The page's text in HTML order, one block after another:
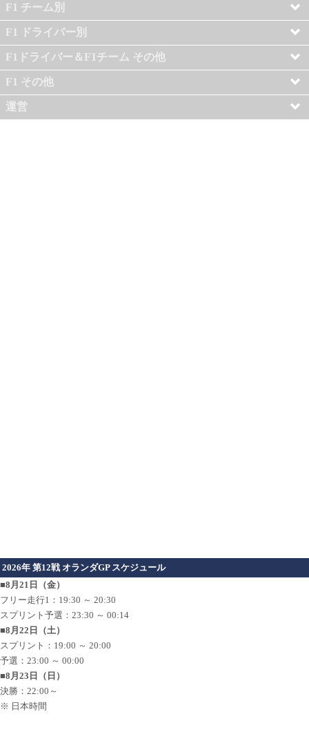
F1 チーム別
F1 ドライバー別
F1ドライバー＆F1チーム その他
F1 その他
運営
2026年 第12戦 オランダGP スケジュール
■8月21日（金）
フリー走行1：19:30 ～ 20:30
スプリント予選：23:30 ～ 00:14
■8月22日（土）
スプリント：19:00 ～ 20:00
予選：23:00 ～ 00:00
■8月23日（日）
決勝：22:00～
※ 日本時間